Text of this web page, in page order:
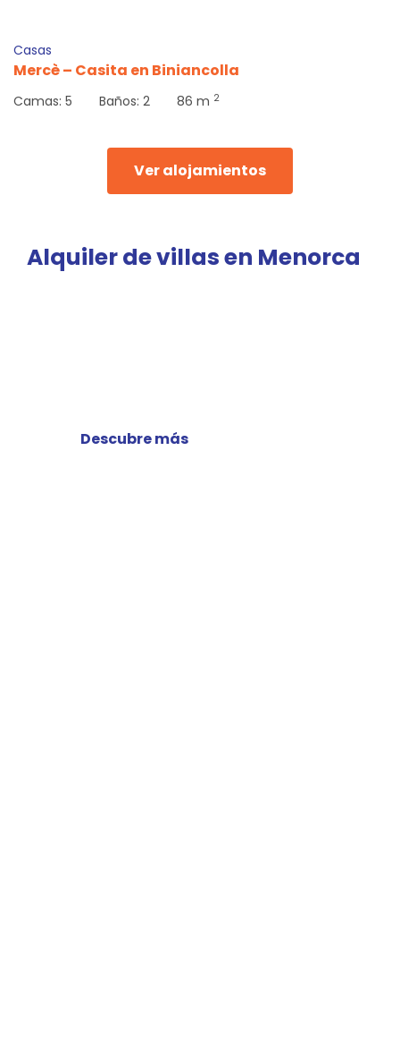
Casas
Mercè – Casita en Biniancolla
Camas: 5 Baños: 2 86 m 2
Ver alojamientos
Alquiler de villas en Menorca
Descubre más